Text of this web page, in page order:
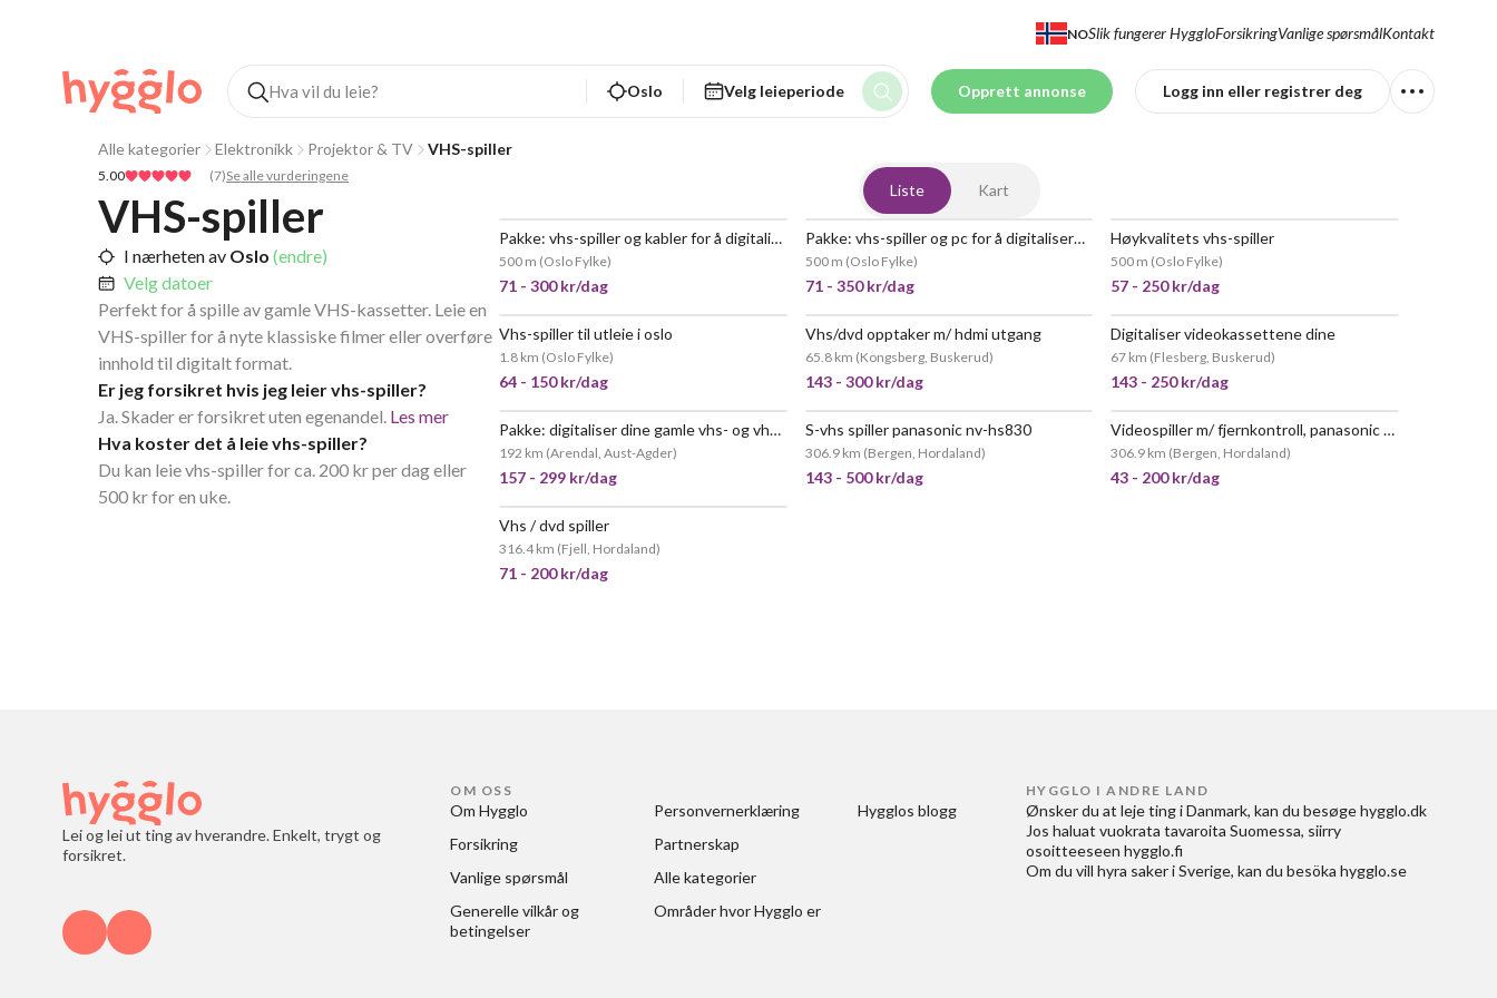
NOSlik fungerer HyggloForsikringVanlige spørsmålKontakt
Oslo Velg leieperiode Opprett annonse Logg inn eller registrer deg
Alle kategorier Elektronikk Projektor & TV VHS-spiller
5.00 (7)Se alle vurderingene
VHS-spiller
I nærheten av Oslo (endre)
Velg datoer
Perfekt for å spille av gamle VHS-kassetter. Leie en
VHS-spiller for å nyte klassiske filmer eller overføre
innhold til digitalt format.
Er jeg forsikret hvis jeg leier vhs-spiller?
Ja. Skader er forsikret uten egenandel. Les mer
Hva koster det å leie vhs-spiller?
Du kan leie vhs-spiller for ca. 200 kr per dag eller
500 kr for en uke.
Liste Kart
Pakke: vhs-spiller og kabler for å digitalisere video
500 m (Oslo Fylke)
71 - 300 kr/dag
POPULÆR Pakke: vhs-spiller og pc for å digitalisere video
500 m (Oslo Fylke)
71 - 350 kr/dag
Høykvalitets vhs-spiller
500 m (Oslo Fylke)
57 - 250 kr/dag
Vhs-spiller til utleie i oslo
1.8 km (Oslo Fylke)
64 - 150 kr/dag
Vhs/dvd opptaker m/ hdmi utgang
65.8 km (Kongsberg, Buskerud)
143 - 300 kr/dag
Digitaliser videokassettene dine
67 km (Flesberg, Buskerud)
143 - 250 kr/dag
Pakke: digitaliser dine gamle vhs- og vhs-c-minner hjemme!
192 km (Arendal, Aust-Agder)
157 - 299 kr/dag
NYTT!
S-vhs spiller panasonic nv-hs830
306.9 km (Bergen, Hordaland)
143 - 500 kr/dag
Videospiller m/ fjernkontroll, panasonic nv-sd22
306.9 km (Bergen, Hordaland)
43 - 200 kr/dag
Vhs / dvd spiller
316.4 km (Fjell, Hordaland)
71 - 200 kr/dag
Lei og lei ut ting av hverandre. Enkelt, trygt og
forsikret.
OM OSS
Om Hygglo
Forsikring
Vanlige spørsmål
Generelle vilkår og
betingelser
Personvernerklæring
Partnerskap
Alle kategorier
Områder hvor Hygglo er
Hygglos blogg
HYGGLO I ANDRE LAND
Ønsker du at leje ting i Danmark, kan du besøge hygglo.dk
Jos haluat vuokrata tavaroita Suomessa, siirry
osoitteeseen hygglo.fi
Om du vill hyra saker i Sverige, kan du besöka hygglo.se